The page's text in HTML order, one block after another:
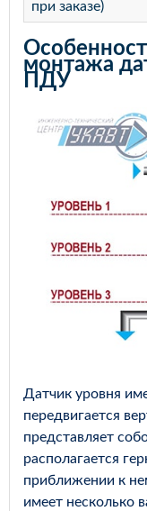
при заказе)
монтажа
ПДУ
Датчик уровня
передвигается
представляет
располагается
приближении к
имеет несколько